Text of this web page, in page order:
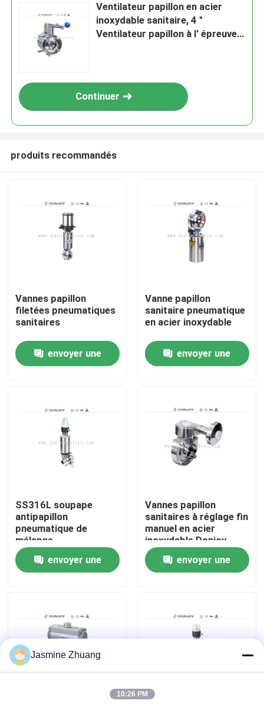
À la maison
vidéos
Visite de l'usine
Contrôle de la qualité
Nouvelles
Demandez un devis
Soupape à diaphragme sanitaire
Ventilateur papillon en acier
inoxydable sanitaire, 4 "
Ventilateur papillon à l' épreuve
Continuer
produits recommandés
Vannes papillon
filetées pneumatiques
sanitaires
envoyer une
Vanne papillon
sanitaire pneumatique
en acier inoxydable
envoyer une
SS316L soupape
antipapillon
pneumatique de
mélange
envoyer une
Vannes papillon
sanitaires à réglage fin
manuel en acier
inoxydable Donjoy
envoyer une
Jasmine Zhuang
10:26 PM